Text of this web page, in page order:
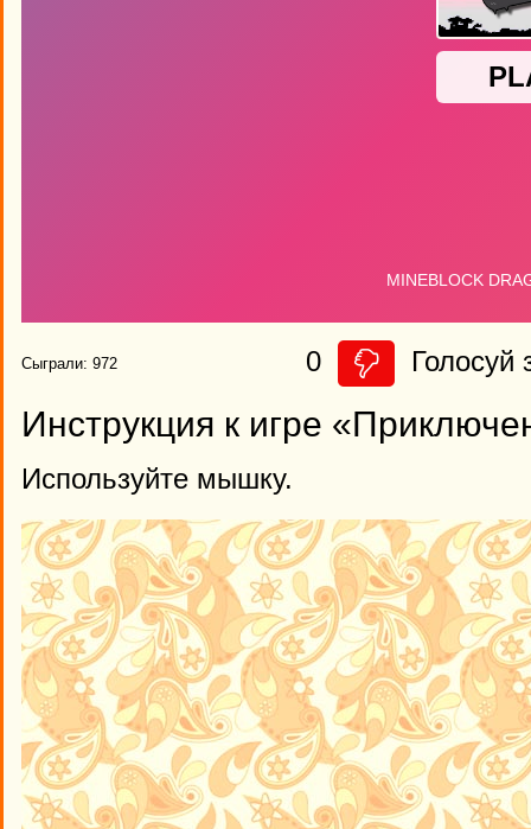
Сыграли: 972 0 Голосуй
Инструкция к игре
Используйте мышку.